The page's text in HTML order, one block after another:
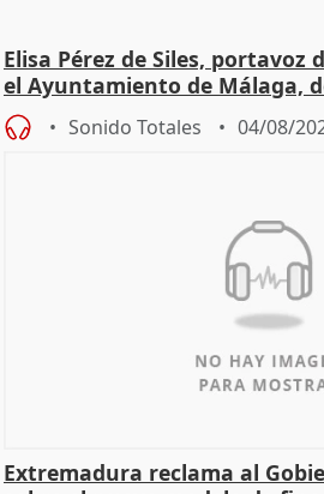
Elisa Pérez de Siles, portavoz
el Ayuntamiento de Málaga,
Sonido Totales 04/08/
Extremadura reclama al